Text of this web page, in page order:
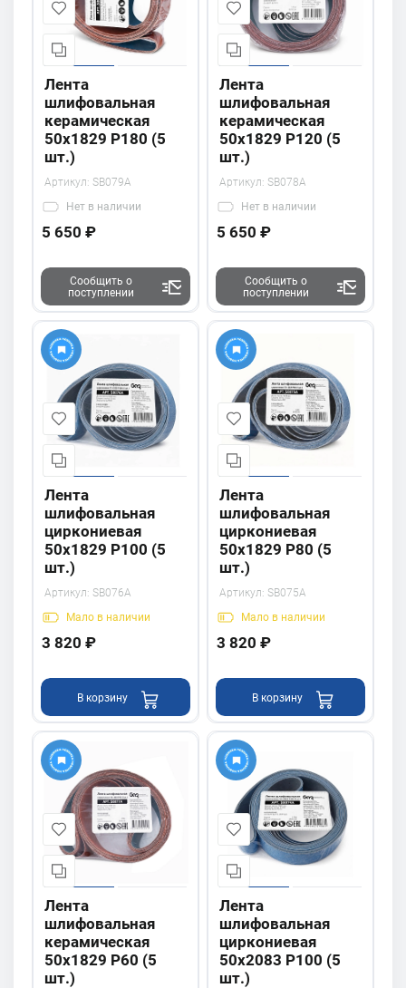
Лента
шлифовальная
керамическая
50х1829 P180 (5
шт.)
Артикул: SB079A
Нет в наличии
5 650 ₽
Сообщить о
поступлении
Лента
шлифовальная
керамическая
50х1829 P120 (5
шт.)
Артикул: SB078A
Нет в наличии
5 650 ₽
Сообщить о
поступлении
Лента
шлифовальная
циркониевая
50х1829 P100 (5
шт.)
Артикул: SB076A
Мало в наличии
3 820 ₽
В корзину
Лента
шлифовальная
циркониевая
50х1829 P80 (5
шт.)
Артикул: SB075A
Мало в наличии
3 820 ₽
В корзину
Лента
шлифовальная
керамическая
50х1829 P60 (5
шт.)
Лента
шлифовальная
циркониевая
50х2083 P100 (5
шт.)